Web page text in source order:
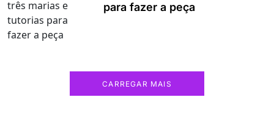
para fazer a peça
CARREGAR MAIS